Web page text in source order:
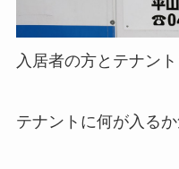
入居者の方とテナン
テナントに何が入る